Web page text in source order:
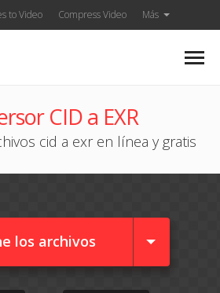
to Video Compress Video Más
CID a EXR
cid a exr en línea y gratis
los archivos